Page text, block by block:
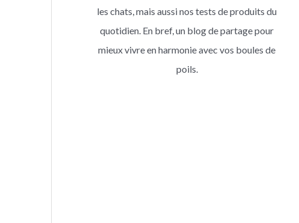
les chats, mais aussi nos tests de produits du
quotidien. En bref, un blog de partage pour
mieux vivre en harmonie avec vos boules de
poils.